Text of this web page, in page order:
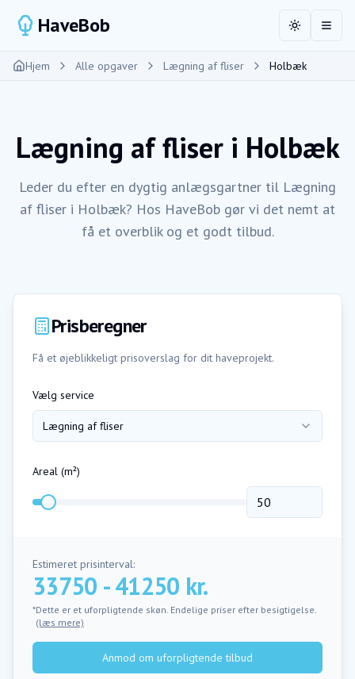
HaveBob ToggleÅbn
Hjem Alle opgaver Lægning af fliser Holbæk
Lægning af fliseri Holbæk
Leder du efter en dygtig anlægsgartner til Lægning
af fliser i Holbæk? Hos HaveBob gør vi det nemt at
få et overblik og et godt tilbud.
Prisberegner
Få et øjeblikkeligt prisoverslag for dit haveprojekt.
Vælg service
Lægning af fliser
Areal (m²)
Estimeret prisinterval:
33750 - 41250 kr.
*Dette er et uforpligtende skøn. Endelige priser efter besigtigelse.
(læs mere)
Anmod om uforpligtende tilbud